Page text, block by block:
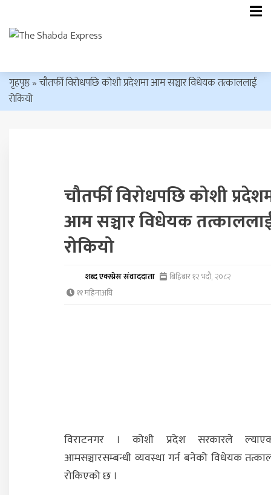
गृहपृष्ठ»चौतर्फी विरोधपछि कोशी प्रदेशमा आम सञ्चार विधेयक तत्काललाई
रोकियो
चौतर्फी विरोधपछि कोशी
आम सञ्चार विधेयक
रोकियो
शब्द एक्स्प्रेस संवाददाता
बिहिबार १२ भदौ, २०८२
११ महिनाअघि
विराटनगर । कोशी प्रदेश सरकारले
आमसञ्चारसम्बन्धी व्यवस्था गर्न बनेको विधेयक
रोकिएको छ ।